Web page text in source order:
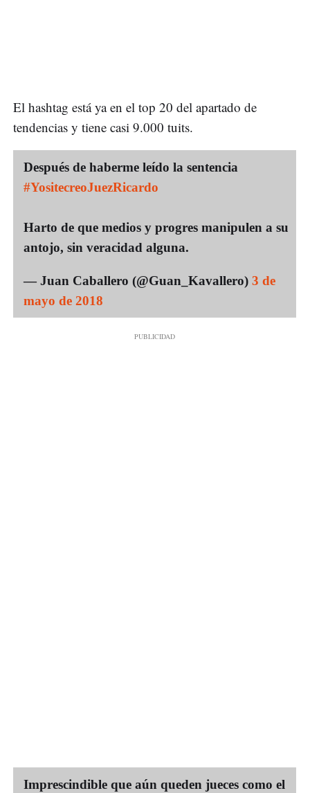
El hashtag está ya en el top 20 del apartado de
tendencias y tiene casi 9.000 tuits.
Después de haberme leído la sentencia
#YositecreoJuezRicardo
Harto de que medios y progres manipulen a su
antojo, sin veracidad alguna.
— Juan Caballero (@Guan_Kavallero) 3 de
mayo de 2018
Imprescindible que aún queden jueces como el